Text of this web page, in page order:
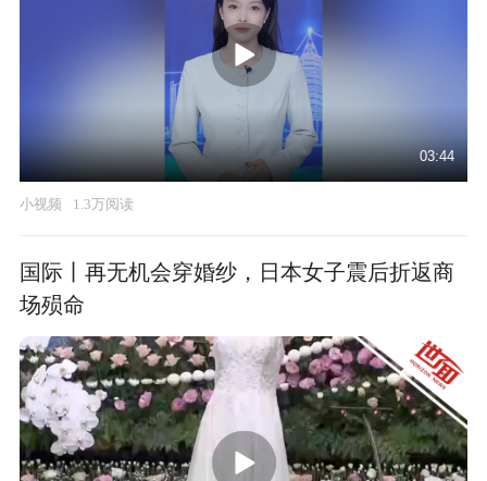
03:44
小视频 1.3万阅读
国际丨再无机会穿婚纱，日本女子震后折返商
场殒命